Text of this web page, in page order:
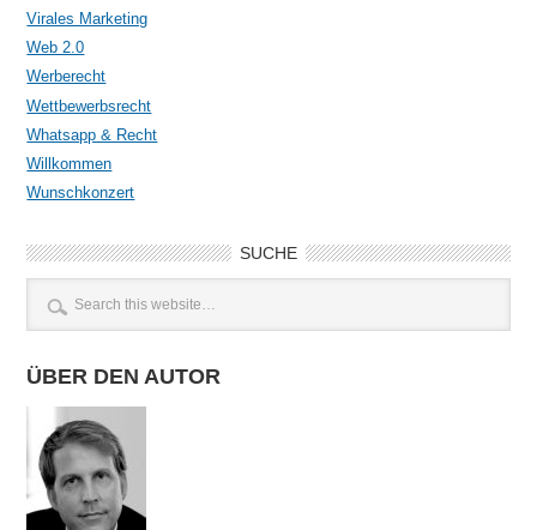
Virales Marketing
Web 2.0
Werberecht
Wettbewerbsrecht
Whatsapp & Recht
Willkommen
Wunschkonzert
SUCHE
ÜBER DEN AUTOR